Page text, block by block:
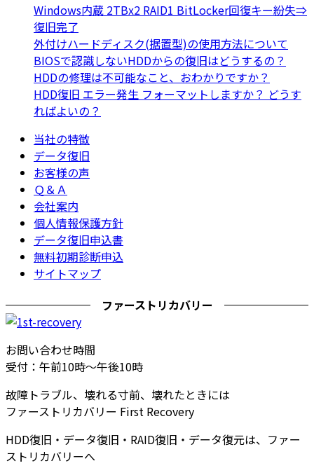
Windows内蔵 2TBx2 RAID1 BitLocker回復キー紛失⇒
復旧完了
外付けハードディスク(据置型)の使用方法について
BIOSで認識しないHDDからの復旧はどうするの？
HDDの修理は不可能なこと、おわかりですか？
HDD復旧 エラー発生 フォーマットしますか？ どうす
ればよいの？
当社の特徴
データ復旧
お客様の声
Ｑ＆Ａ
会社案内
個人情報保護方針
データ復旧申込書
無料初期診断申込
サイトマップ
ファーストリカバリー
お問い合わせ時間
受付：午前10時～午後10時
故障トラブル、壊れる寸前、壊れたときには
ファーストリカバリー First Recovery
HDD復旧・データ復旧・RAID復旧・データ復元は、ファー
ストリカバリーへ